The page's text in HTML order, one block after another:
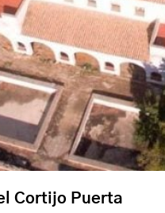
Cortijo Puerta